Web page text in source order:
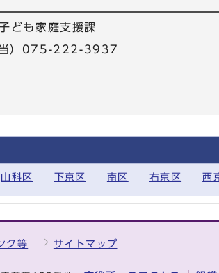
ども家庭支援課
当）075-222-3937
山科区 下京区 南区 右京区 西
ク等 サイトマップ